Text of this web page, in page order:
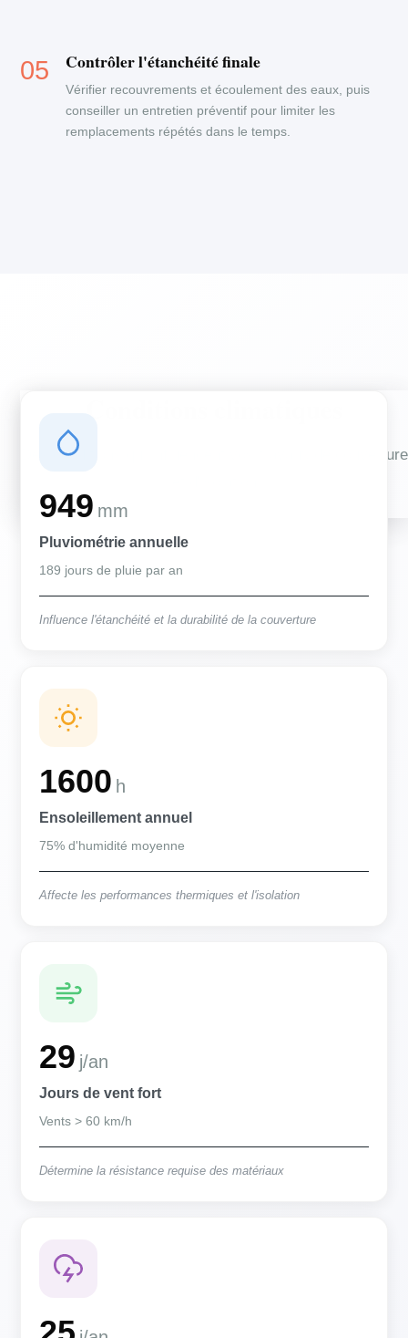
Contrôler l'étanchéité finale
Vérifier recouvrements et écoulement des eaux, puis
conseiller un entretien préventif pour limiter les
remplacements répétés dans le temps.
Des conditions qui influencent vos travaux de couverture
949 mm
Pluviométrie annuelle
189 jours de pluie par an
Influence l'étanchéité et la durabilité de la couverture
1600 h
Ensoleillement annuel
75% d'humidité moyenne
Affecte les performances thermiques et l'isolation
29 j/an
Jours de vent fort
Vents > 60 km/h
Détermine la résistance requise des matériaux